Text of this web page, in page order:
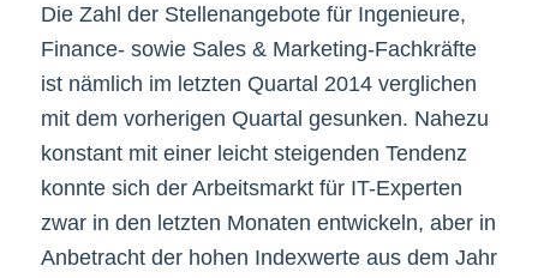
Die Zahl der Stellenangebote für Ingenieure,
Finance- sowie Sales & Marketing-Fachkräfte
ist nämlich im letzten Quartal 2014 verglichen
mit dem vorherigen Quartal gesunken. Nahezu
konstant mit einer leicht steigenden Tendenz
konnte sich der Arbeitsmarkt für IT-Experten
zwar in den letzten Monaten entwickeln, aber in
Anbetracht der hohen Indexwerte aus dem Jahr